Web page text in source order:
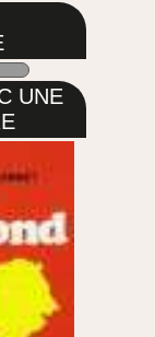
UNE